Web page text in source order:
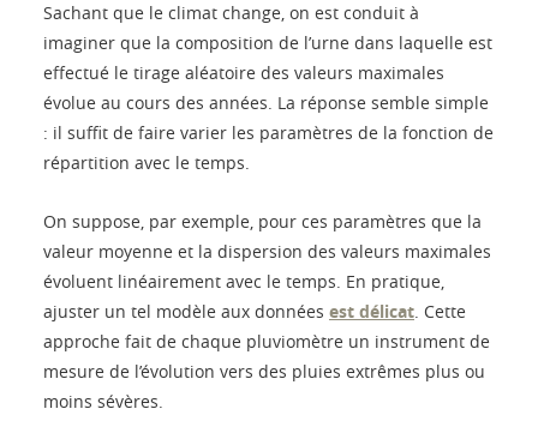
Sachant que le climat change, on est conduit à
imaginer que la composition de l’urne dans laquelle est
effectué le tirage aléatoire des valeurs maximales
évolue au cours des années. La réponse semble simple
: il suffit de faire varier les paramètres de la fonction de
répartition avec le temps.
On suppose, par exemple, pour ces paramètres que la
valeur moyenne et la dispersion des valeurs maximales
évoluent linéairement avec le temps. En pratique,
ajuster un tel modèle aux données est délicat. Cette
approche fait de chaque pluviomètre un instrument de
mesure de l’évolution vers des pluies extrêmes plus ou
moins sévères.